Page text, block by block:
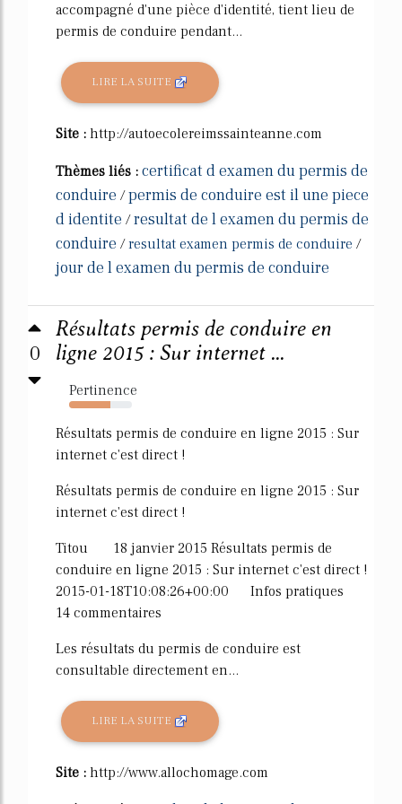
accompagné d'une pièce d'identité, tient lieu de
permis de conduire pendant...
LIRE LA SUITE
Site : http://autoecolereimssainteanne.com
Thèmes liés : certificat d examen du permis de
conduire /permis de conduire est il une piece
d identite /resultat de l examen du permis de
conduire /resultat examen permis de conduire /
jour de l examen du permis de conduire
0
Résultats permis de conduire en
ligne 2015 : Sur internet ...
Pertinence
65%
Résultats permis de conduire en ligne 2015 : Sur
internet c'est direct !
Résultats permis de conduire en ligne 2015 : Sur
internet c'est direct !
Titou 18 janvier 2015 Résultats permis de
conduire en ligne 2015 : Sur internet c'est direct !
2015-01-18T10:08:26+00:00 Infos pratiques
14 commentaires
Les résultats du permis de conduire est
consultable directement en...
LIRE LA SUITE
Site : http://www.allochomage.com